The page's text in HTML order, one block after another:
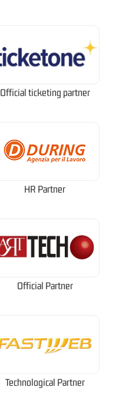
Official ticketing partner
HR Partner
Official Partner
Technological Partner